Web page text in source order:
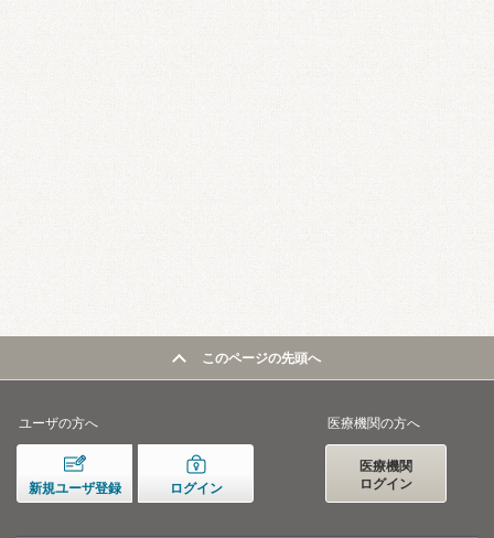
このページの先頭へ
ユーザの方へ
新規ユーザ登録 ログイン
医療機関の方へ
医療機関
ログイン